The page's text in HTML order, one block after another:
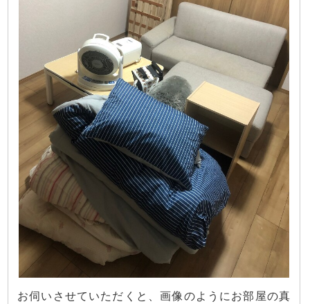
お伺いさせていただくと、画像のようにお部屋の真